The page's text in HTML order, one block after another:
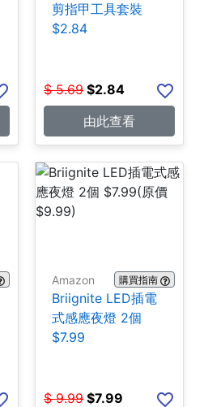
剪指甲工具套裝
$2.84
$ 5.69 $2.84
由此查看
Amazon 購買指南
Briignite LED插電
式感應夜燈 2個
$7.99
$ 9.99 $7.99